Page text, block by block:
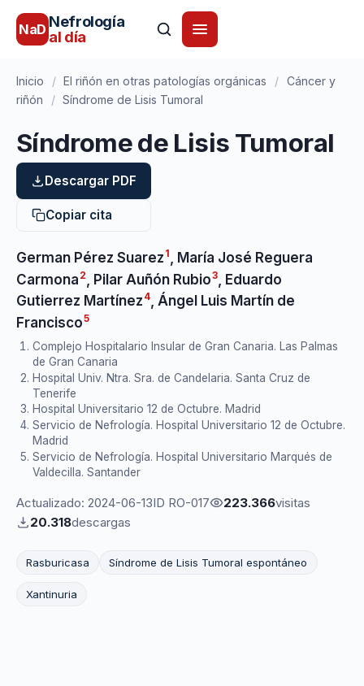
NaD Nefrología
al día
Inicio / El riñón en otras patologías orgánicas / Cáncer y
riñón
/ Síndrome de Lisis Tumoral
Síndrome de Lisis Tumoral
Descargar PDF
Copiar cita
German Pérez Suarez 1
María José Reguera
Carmona 2 Pilar Auñón Rubio3
Eduardo
Gutierrez Martínez 4
Ángel Luis Martín de
Francisco5
Complejo Hospitalario Insular de Gran Canaria. Las Palmas
de Gran Canaria
Hospital Univ. Ntra. Sra. de Candelaria. Santa Cruz de
Tenerife
Hospital Universitario 12 de Octubre. Madrid
Servicio de Nefrología. Hospital Universitario 12 de Octubre.
Madrid
Servicio de Nefrología. Hospital Universitario Marqués de
Valdecilla. Santander
Actualizado: 2024-06-13ID RO-017 223.366visitas
20.318descargas
Rasburicasa Síndrome de Lisis Tumoral espontáneo
Xantinuria